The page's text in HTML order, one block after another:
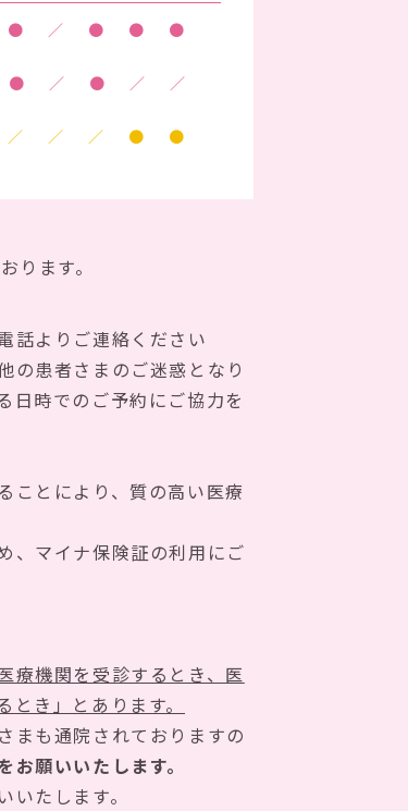
● ／ ● ● ●
● ／ ● ／ ／
／ ／ ／ ● ●
ります。
話よりご連絡ください
の患者さまのご迷惑となり
日時でのご予約にご協力を
ことにより、質の高い医療
、マイナ保険証の利用にご
療機関を受診するとき、医
き」とあります。
まも通院されておりますの
願いいたします。
たします。